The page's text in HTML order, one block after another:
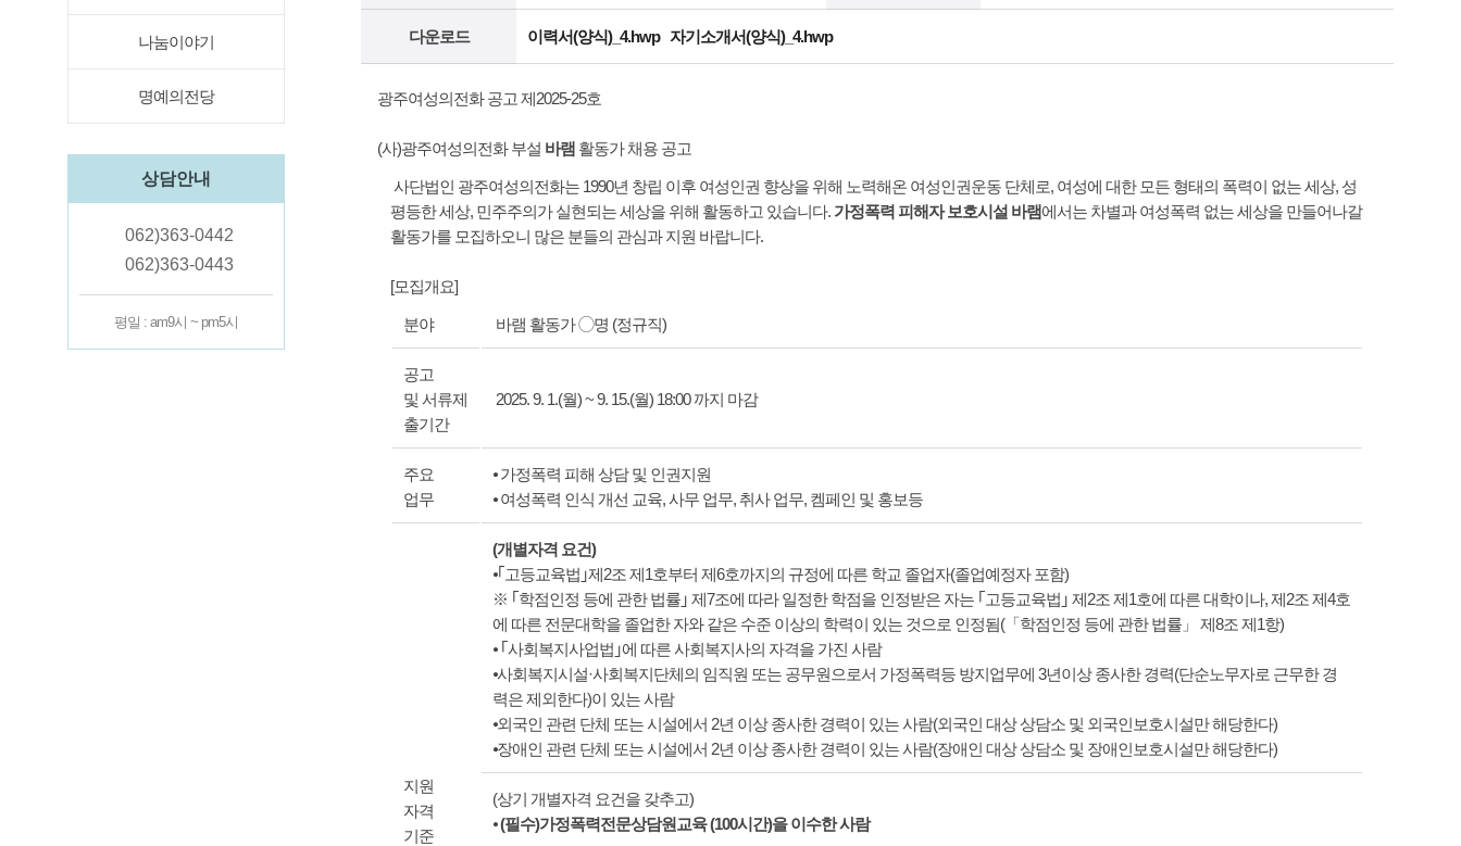
나눔이야기
명예의전당
상담안내
062)363-0442
062)363-0443
평일 : am9시 ~ pm5시
다운로드 이력서(양식)_4.hwp 자기소개서(양식)_4.hwp
광주여성의전화 공고 제2025-25호
(사)광주여성의전화 부설 바램 활동가 채용 공고
사단법인 광주여성의전화는 1990년 창립 이후 여성인권 향상을 위해 노력해온 여성인권운동 단체로, 여성에 대한 모든 형태의 폭력이 없는 세상, 성
평등한 세상, 민주주의가 실현되는 세상을 위해 활동하고 있습니다. 가정폭력 피해자 보호시설 바램에서는 차별과 여성폭력 없는 세상을 만들어나갈
활동가를 모집하오니 많은 분들의 관심과 지원 바랍니다.
[모집개요]
분야 바램 활동가 ◯명 (정규직)
공고
및 서류제
출기간
2025. 9. 1.(월) ~ 9. 15.(월) 18:00 까지 마감
주요
업무
⦁ 가정폭력 피해 상담 및 인권지원
⦁ 여성폭력 인식 개선 교육, 사무 업무, 취사 업무, 켐페인 및 홍보등
지원
자격
기준
(개별자격 요건)
⦁｢고등교육법｣제2조 제1호부터 제6호까지의 규정에 따른 학교 졸업자(졸업예정자 포함)
※ ｢학점인정 등에 관한 법률｣ 제7조에 따라 일정한 학점을 인정받은 자는 ｢고등교육법｣ 제2조 제1호에 따른 대학이나, 제2조 제4호
에 따른 전문대학을 졸업한 자와 같은 수준 이상의 학력이 있는 것으로 인정됨(「학점인정 등에 관한 법률」 제8조 제1항)
⦁ ｢사회복지사업법｣에 따른 사회복지사의 자격을 가진 사람
⦁사회복지시설·사회복지단체의 임직원 또는 공무원으로서 가정폭력등 방지업무에 3년이상 종사한 경력(단순노무자로 근무한 경
력은 제외한다)이 있는 사람
⦁외국인 관련 단체 또는 시설에서 2년 이상 종사한 경력이 있는 사람(외국인 대상 상담소 및 외국인보호시설만 해당한다)
⦁장애인 관련 단체 또는 시설에서 2년 이상 종사한 경력이 있는 사람(장애인 대상 상담소 및 장애인보호시설만 해당한다)
(상기 개별자격 요건을 갖추고)
⦁(필수)가정폭력전문상담원교육 (100시간)을 이수한 사람